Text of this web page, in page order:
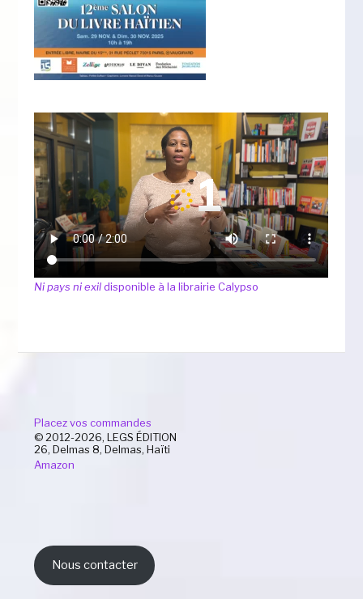
Ni pays ni exildisponible à la librairie Calypso
Placez vos commandes
© 2012-2026, LEGS ÉDITION
26, Delmas 8, Delmas, Haïti
Amazon
Nous contacter